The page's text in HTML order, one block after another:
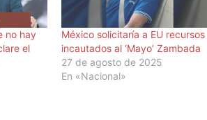
no hay
el
México solicitaría a EU recursos
incautados al ‘Mayo’ Zambada
27 de agosto de 2025
En «Nacional»